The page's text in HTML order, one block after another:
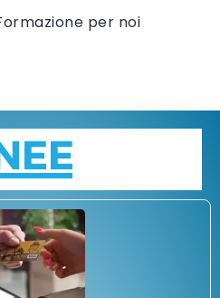
per noi